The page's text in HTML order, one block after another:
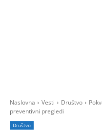
Naslovna Vesti Društvo
preventivni pregledi
Društvo